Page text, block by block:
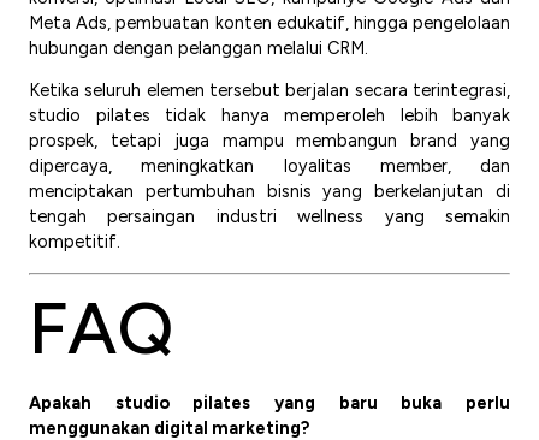
Meta Ads, pembuatan konten edukatif, hingga pengelolaan
hubungan dengan pelanggan melalui CRM.
Ketika seluruh elemen tersebut berjalan secara terintegrasi,
studio pilates tidak hanya memperoleh lebih banyak
prospek, tetapi juga mampu membangun brand yang
dipercaya, meningkatkan loyalitas member, dan
menciptakan pertumbuhan bisnis yang berkelanjutan di
tengah persaingan industri wellness yang semakin
kompetitif.
FAQ
Apakah studio pilates yang baru buka perlu
menggunakan digital marketing?